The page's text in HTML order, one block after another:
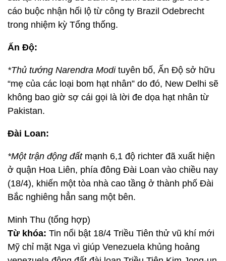
cáo buộc nhận hối lộ từ công ty Brazil Odebrecht
trong nhiệm kỳ Tổng thống.
Ấn Độ:
*Thủ tướng Narendra Modi tuyên bố, Ấn Độ sở hữu
“mẹ của các loại bom hạt nhân” do đó, New Delhi sẽ
không bao giờ sợ cái gọi là lời đe dọa hạt nhân từ
Pakistan.
Đài Loan:
*Một trận động đấtmạnh 6,1 độ richter đã xuất hiện
ở quận Hoa Liên, phía đông Đài Loan vào chiều nay
(18/4), khiến một tòa nhà cao tầng ở thành phố Đài
Bắc nghiêng hẳn sang một bên.
Minh Thu (tổng hợp)
Từ khóa: Tin nổi bật 18/4 Triều Tiên thử vũ khí mới
Mỹ chỉ mặt Nga vì giúp Venezuela khủng hoảng